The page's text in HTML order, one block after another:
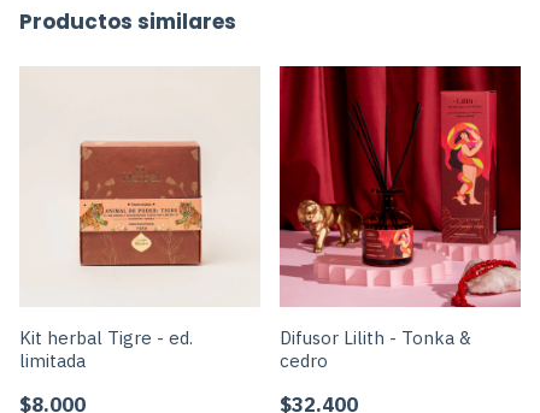
Productos similares
Kit herbal Tigre - ed.
limitada
$8.000
Difusor Lilith - Tonka &
cedro
$32.400